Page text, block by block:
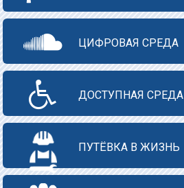
ЦИФРОВАЯ СРЕДА
ДОСТУПНАЯ СРЕДА
ПУТЁВКА В ЖИЗНЬ